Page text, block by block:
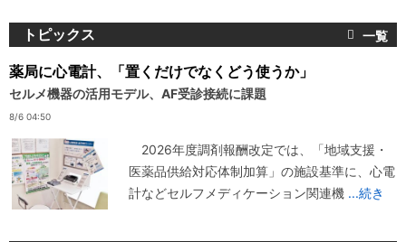
トピックス
薬局に心電計、「置くだけでなくどう使うか」
セルメ機器の活用モデル、AF受診接続に課題
8/6 04:50
2026年度調剤報酬改定では、「地域支援・
医薬品供給対応体制加算」の施設基準に、心電
計などセルフメディケーション関連機 ...続き